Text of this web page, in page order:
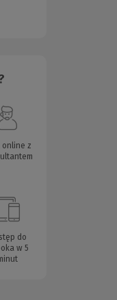
online z
do
w 5